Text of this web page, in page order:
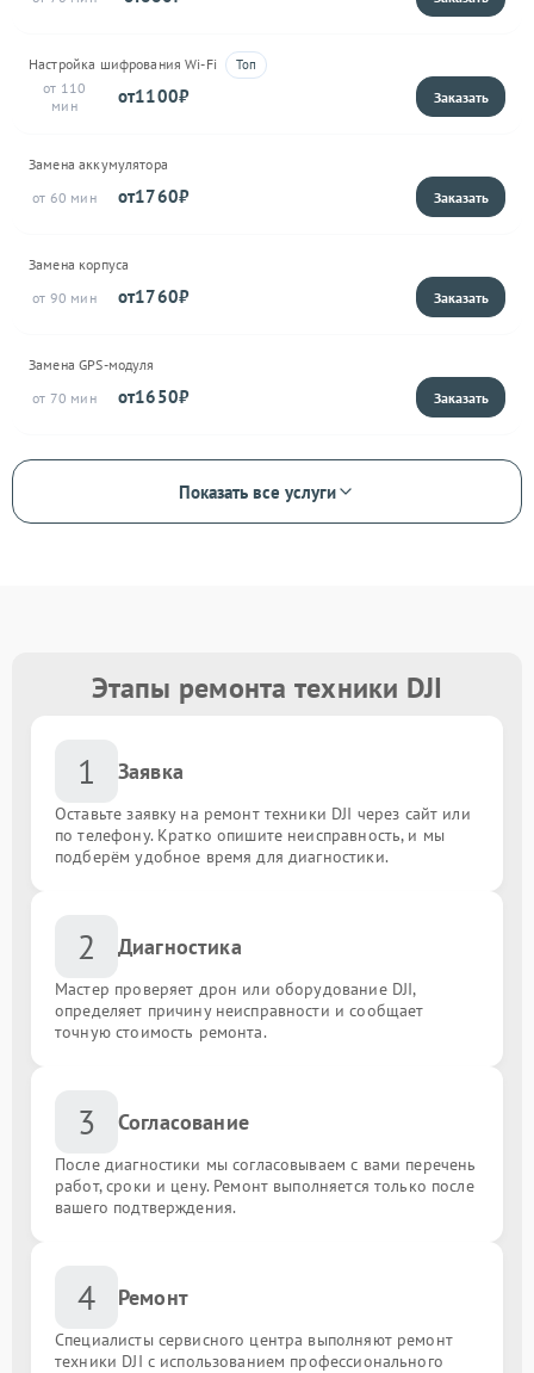
Настройка шифрования Wi-Fi
110
1100
Замена аккумулятора
60
1760
Замена корпуса
90
1760
Замена GPS-модуля
70
1650
Показать все услуги
Этапы ремонта техники DJI
1 Заявка
Оставьте заявку на ремонт техники DJI через сайт или
по телефону. Кратко опишите неисправность, и мы
подберём удобное время для диагностики.
2 Диагностика
Мастер проверяет дрон или оборудование DJI,
определяет причину неисправности и сообщает
точную стоимость ремонта.
3 Согласование
После диагностики мы согласовываем с вами перечень
работ, сроки и цену. Ремонт выполняется только после
вашего подтверждения.
4 Ремонт
Специалисты сервисного центра выполняют ремонт
техники DJI с использованием профессионального